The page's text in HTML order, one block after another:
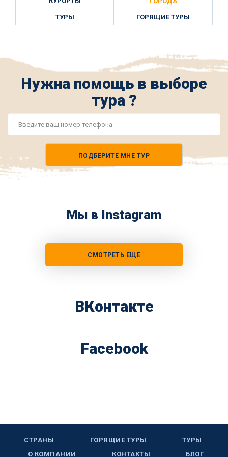
ТУРЫ ГОРЯЩИЕ ТУРЫ
Нужна помощь в выборе
тура ?
ПОДБЕРИТЕ МНЕ ТУР
Мы в Instagram
СМОТРЕТЬ ЕЩЕ
ВКонтакте
Facebook
СТРАНЫ ГОРЯЩИЕ ТУРЫ
ТУРЫ
О КОМПАНИИ
КОНТАКТЫ БЛОГ